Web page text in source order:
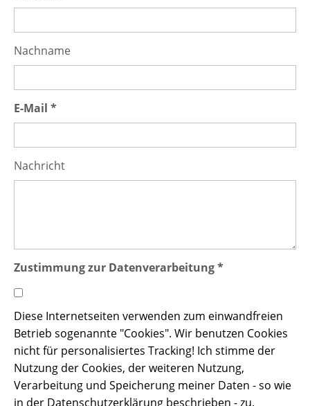
Nachname
E-Mail *
Nachricht
Zustimmung zur Datenverarbeitung *
Diese Internetseiten verwenden zum einwandfreien
Betrieb sogenannte "Cookies". Wir benutzen Cookies
nicht für personalisiertes Tracking! Ich stimme der
Nutzung der Cookies, der weiteren Nutzung,
Verarbeitung und Speicherung meiner Daten - so wie
in der Datenschutzerklärung beschrieben - zu.